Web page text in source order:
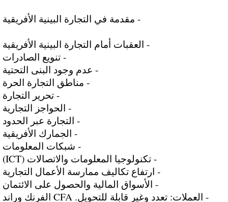
- مقدمة في التجارة البينية الأفريقية
- العقبات أمام التجارة البينية الأفريقية
- تنويع الصادرات
- عدم وجود البنى التحتية
- مناطق التجارة الحرة
- تحرير التجارة
- الحواجز التجارية
- التجارة عبر الحدود
- الجمارك الأفريقية
- شبكات المعلومات
- تكنولوجيا المعلومات والاتصالات (ICT)
- ارتفاع تكاليف ممارسة الأعمال التجارية
- الأسواق المالية والحصول على الائتمان
- العملات: تعدد وغير قابلة للتحويل. CFA الفرنك وراند